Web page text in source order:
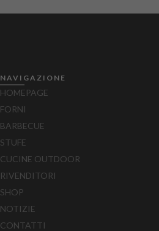
NAVIGAZIONE
HOMEPAGE
FORNI
BARBECUE
STUFE
CUCINE OUTDOOR
RIVENDITORI
SHOP
NOTIZIE
CONTATTI